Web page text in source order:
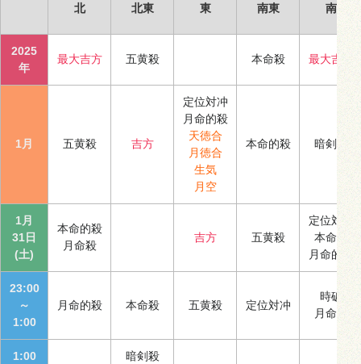
北 北東 東 南東 南
2025
年
最大吉方 五黄殺 本命殺 最大吉方
1月 五黄殺 吉方
定位対冲
月命的殺
天徳合
月徳合
生気
月空
本命的殺 暗剣殺
1月
31日
(土)
本命的殺
月命殺
吉方 五黄殺
定位対冲
本命殺
月命的殺
23:00
～
1:00
月命的殺 本命殺 五黄殺 定位対冲
時破
月命殺
1:00
暗剣殺